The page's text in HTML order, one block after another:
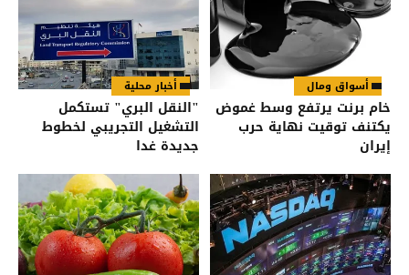
أسواق ومال
خام برنت يرتفع وسط غموض
يكتنف توقيت نهاية حرب
إيران
أخبار محلية
"النقل البري" تستكمل
التشغيل التجريبي لخطوط
جديدة غدا